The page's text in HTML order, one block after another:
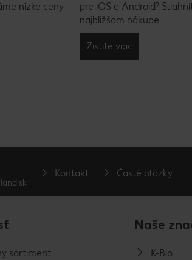
nízke ceny.
pre iOS a Android?
najbližšom nákupe.
Zistite viac
Kontakt Časté otázky
sortiment
Naše
K-Bio